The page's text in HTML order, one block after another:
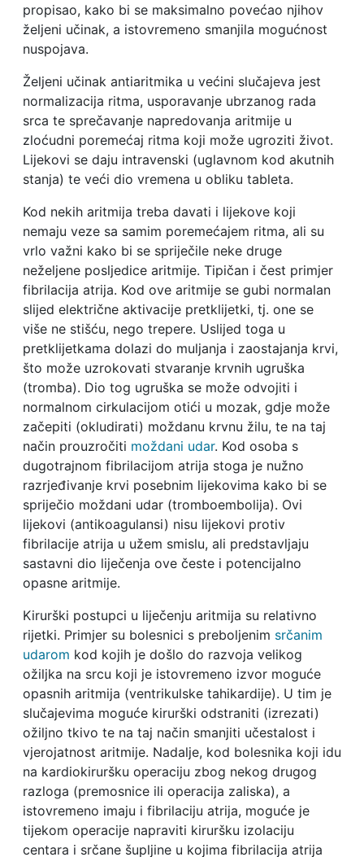
propisao, kako bi se maksimalno povećao njihov
željeni učinak, a istovremeno smanjila mogućnost
nuspojava.
Željeni učinak antiaritmika u većini slučajeva jest
normalizacija ritma, usporavanje ubrzanog rada
srca te sprečavanje napredovanja aritmije u
zloćudni poremećaj ritma koji može ugroziti život.
Lijekovi se daju intravenski (uglavnom kod akutnih
stanja) te veći dio vremena u obliku tableta.
Kod nekih aritmija treba davati i lijekove koji
nemaju veze sa samim poremećajem ritma, ali su
vrlo važni kako bi se spriječile neke druge
neželjene posljedice aritmije. Tipičan i čest primjer
fibrilacija atrija. Kod ove aritmije se gubi normalan
slijed električne aktivacije pretklijetki, tj. one se
više ne stišću, nego trepere. Uslijed toga u
pretklijetkama dolazi do muljanja i zaostajanja krvi,
što može uzrokovati stvaranje krvnih ugruška
(tromba). Dio tog ugruška se može odvojiti i
normalnom cirkulacijom otići u mozak, gdje može
začepiti (okludirati) moždanu krvnu žilu, te na taj
način prouzročiti moždani udar. Kod osoba s
dugotrajnom fibrilacijom atrija stoga je nužno
razrjeđivanje krvi posebnim lijekovima kako bi se
spriječio moždani udar (tromboembolija). Ovi
lijekovi (antikoagulansi) nisu lijekovi protiv
fibrilacije atrija u užem smislu, ali predstavljaju
sastavni dio liječenja ove česte i potencijalno
opasne aritmije.
Kirurški postupci u liječenju aritmija su relativno
rijetki. Primjer su bolesnici s preboljenim srčanim
udarom kod kojih je došlo do razvoja velikog
ožiljka na srcu koji je istovremeno izvor moguće
opasnih aritmija (ventrikulske tahikardije). U tim je
slučajevima moguće kirurški odstraniti (izrezati)
ožiljno tkivo te na taj način smanjiti učestalost i
vjerojatnost aritmije. Nadalje, kod bolesnika koji idu
na kardiokiruršku operaciju zbog nekog drugog
razloga (premosnice ili operacija zaliska), a
istovremeno imaju i fibrilaciju atrija, moguće je
tijekom operacije napraviti kiruršku izolaciju
centara i srčane šupljine u kojima fibrilacija atrija